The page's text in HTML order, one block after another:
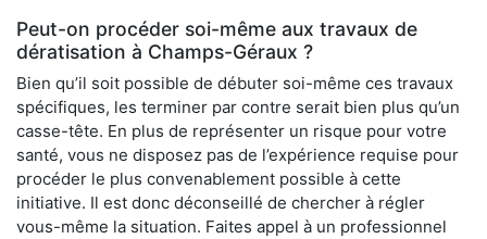
Peut-on procéder soi-même aux travaux de
dératisation à Champs-Géraux ?
Bien qu’il soit possible de débuter soi-même ces travaux
spécifiques, les terminer par contre serait bien plus qu’un
casse-tête. En plus de représenter un risque pour votre
santé, vous ne disposez pas de l’expérience requise pour
procéder le plus convenablement possible à cette
initiative. Il est donc déconseillé de chercher à régler
vous-même la situation. Faites appel à un professionnel